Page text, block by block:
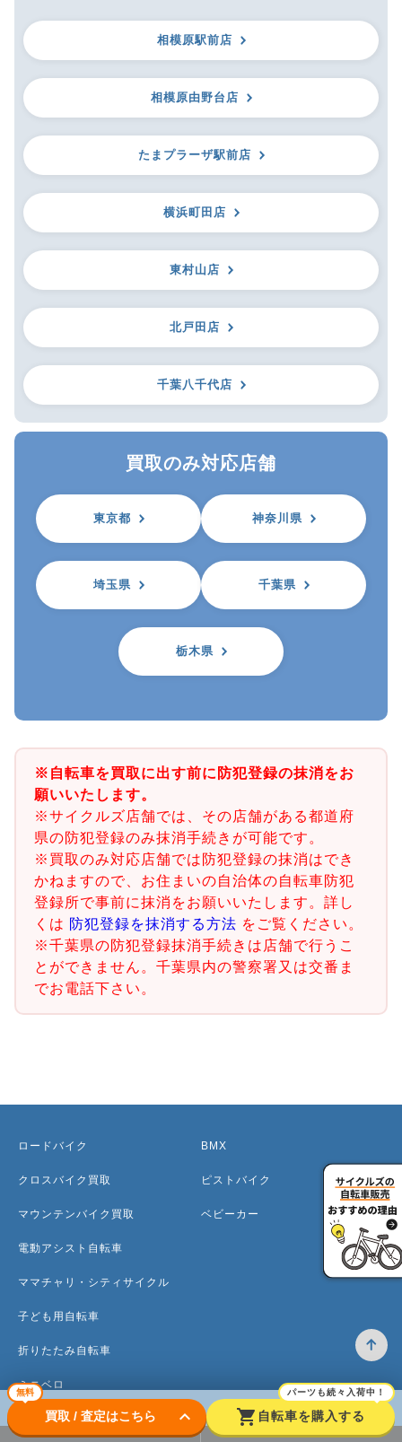
相模原駅前店
相模原由野台店
たまプラーザ駅前店
横浜町田店
東村山店
北戸田店
千葉八千代店
買取のみ対応店舗
東京都 神奈川県
埼玉県 千葉県
栃木県
※自転車を買取に出す前に防犯登録の抹消をお
願いいたします。
※サイクルズ店舗では、その店舗がある都道府
県の防犯登録のみ抹消手続きが可能です。
※買取のみ対応店舗では防犯登録の抹消はでき
かねますので、お住まいの自治体の自転車防犯
登録所で事前に抹消をお願いいたします。詳し
くは 防犯登録を抹消する方法 をご覧ください。
※千葉県の防犯登録抹消手続きは店舗で行うこ
とができません。千葉県内の警察署又は交番ま
でお電話下さい。
無料
買取 / 査定はこちら keyboard_arrow_down shopping_cart
パーツも続々入荷中！
自転車を購入する
ロードバイク
クロスバイク買取
マウンテンバイク買取
電動アシスト自転車
ママチャリ・シティサイクル
子ども用自転車
折りたたみ自転車
ミニベロ
BMX
ピストバイク
ベビーカー